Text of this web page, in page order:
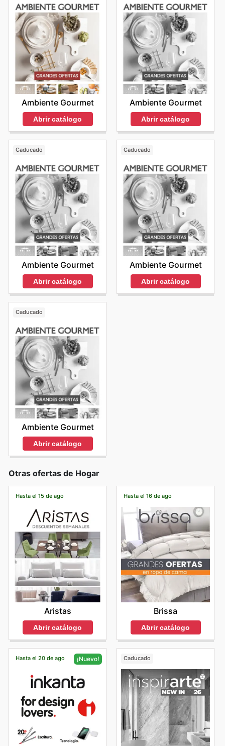
Ambiente Gourmet
Abrir catálogo
Ambiente Gourmet
Abrir catálogo
Caducado
Ambiente Gourmet
Abrir catálogo
Caducado
Ambiente Gourmet
Abrir catálogo
Caducado
Ambiente Gourmet
Abrir catálogo
Otras ofertas de Hogar
Hasta el 15 de ago
Aristas
Abrir catálogo
Hasta el 16 de ago
Brissa
Abrir catálogo
Hasta el 20 de ago ¡Nuevo! Caducado